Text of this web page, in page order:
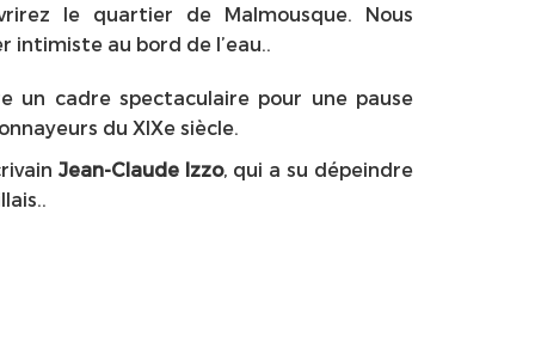
le quartier de Malmousque. Nous
intimiste au bord de l’eau..
un cadre spectaculaire pour une pause
du XIXe siècle.
Jean-Claude Izzo, qui a su dépeindre